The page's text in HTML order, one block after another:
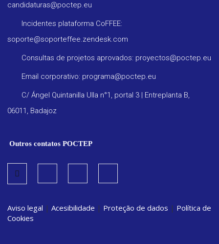
candidaturas@poctep.eu
Incidentes plataforma CoFFEE:
soporte@soporteffee.zendesk.com
Consultas de projetos aprovados: proyectos@poctep.eu
Email corporativo: programa@poctep.eu
C/ Ángel Quintanilla Ulla n°1, portal 3 | Entreplanta B,
06011, Badajoz
Outros contatos POCTEP
Aviso legal | Acesibilidade | Proteção de dados | Política de
Cookies